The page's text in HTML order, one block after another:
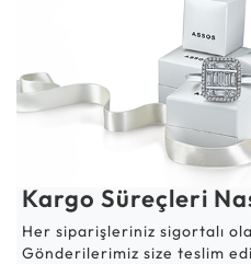
Kargo Süreçleri
Her siparişleriniz sigortalı
Gönderilerimiz size teslim